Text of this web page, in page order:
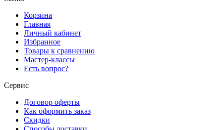
Корзина
Главная
Личный кабинет
Избранное
Товары к сравнению
Мастер-классы
Есть вопрос?
Сервис
Договор оферты
Как оформить заказ
Скидки